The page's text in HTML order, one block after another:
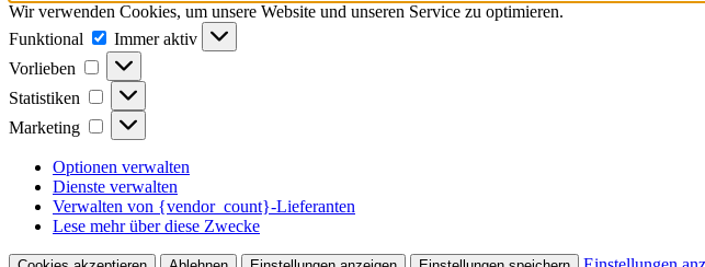
Wir verwenden Cookies, um unsere Website und unseren Service zu optimieren.
Funktional
Funktional
Immer aktiv
Vorlieben
Vorlieben
Statistiken Statistiken
Marketing Marketing
Optionen verwalten
Dienste verwalten
Verwalten von {vendor_count}-Lieferanten
Lese mehr über diese Zwecke